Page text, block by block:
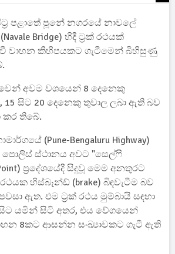
පළාතේ පූනේ නගරයේ නාවලේ
Bridge) හිදී ට්‍රක් රථයක්
වාහන කිහිපයකට ගැටීමෙන් බිහිසුණු
අවම වශයෙන් 8 දෙනෙකු
සිට 20 දෙනෙකු තුවාල ලබා ඇති බව
කර තිබේ.
(Pune-Bengaluru Highway)
පොලිස් ස්ථානය අවට "සෙල්ෆි
ප්‍රදේශයේදී සිදුවූ මෙම අනතුරට
හිස්බෑන්ඩ් (brake) බිඳවැටීම බව
ඇත. එම ට්‍රක් රථය මුම්බායි සඳහා
සිට යමින් සිටි අතර, එය වේගයෙන්
8කට ආසන්න සංඛ්‍යාවකට ගැටී ඇති